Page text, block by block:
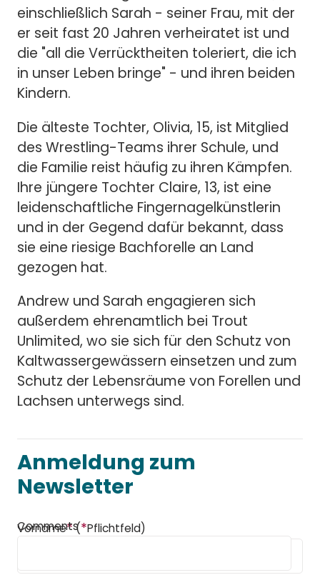
einschließlich Sarah - seiner Frau, mit der
er seit fast 20 Jahren verheiratet ist und
die "all die Verrücktheiten toleriert, die ich
in unser Leben bringe" - und ihren beiden
Kindern.
Die älteste Tochter, Olivia, 15, ist Mitglied
des Wrestling-Teams ihrer Schule, und
die Familie reist häufig zu ihren Kämpfen.
Ihre jüngere Tochter Claire, 13, ist eine
leidenschaftliche Fingernagelkünstlerin
und in der Gegend dafür bekannt, dass
sie eine riesige Bachforelle an Land
gezogen hat.
Andrew und Sarah engagieren sich
außerdem ehrenamtlich bei Trout
Unlimited, wo sie sich für den Schutz von
Kaltwassergewässern einsetzen und zum
Schutz der Lebensräume von Forellen und
Lachsen unterwegs sind.
Anmeldung zum
Newsletter
Comments
Vorname*(*Pflichtfeld)